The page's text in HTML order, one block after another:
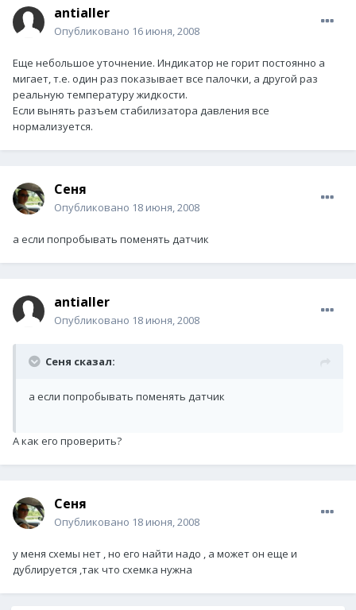
antialler
Опубликовано 16 июня, 2008
Еще небольшое уточнение. Индикатор не горит постоянно а
мигает, т.е. один раз показывает все палочки, а другой раз
реальную температуру жидкости.
Если вынять разъем стабилизатора давления все
нормализуется.
Сеня
Опубликовано 18 июня, 2008
а если попробывать поменять датчик
antialler
Опубликовано 18 июня, 2008
Сеня сказал:
а если попробывать поменять датчик
А как его проверить?
Сеня
Опубликовано 18 июня, 2008
у меня схемы нет , но его найти надо , а может он еще и
дублируется ,так что схемка нужна